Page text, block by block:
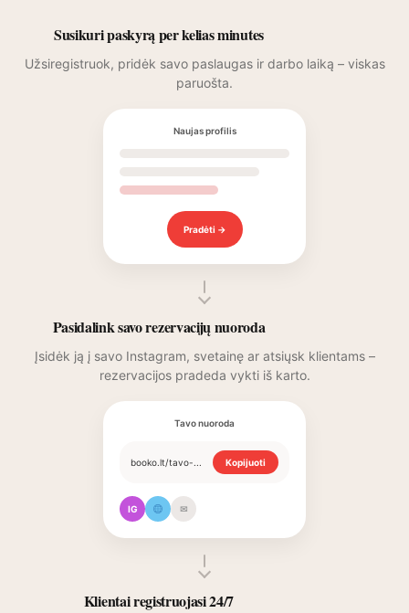
Susikuri paskyrą per kelias minutes
Užsiregistruok, pridėk savo paslaugas ir darbo laiką – viskas
paruošta.
Naujas profilis
Pradėti →
Pasidalink savo rezervacijų nuoroda
Įsidėk ją į savo Instagram, svetainę ar atsiųsk klientams –
rezervacijos pradeda vykti iš karto.
Tavo nuoroda
booko.lt/tavo-... Kopijuoti
IG ✉
Klientai registruojasi 24/7